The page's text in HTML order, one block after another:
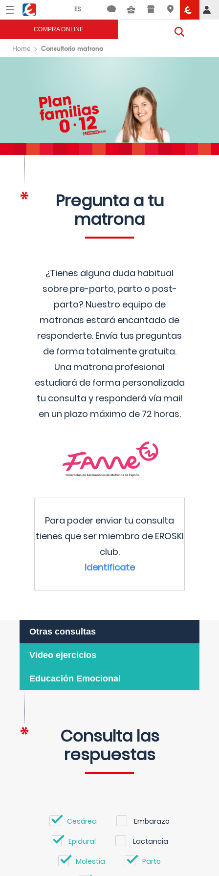
Menú Eroski
COMPRA ONLINE
Home Consultorio matrona
Pregunta a tu
matrona
¿Tienes alguna duda habitual
sobre pre-parto, parto o post-
parto? Nuestro equipo de
matronas estará encantado de
responderte. Envía tus preguntas
de forma totalmente gratuita.
Una matrona profesional
estudiará de forma personalizada
tu consulta y responderá vía mail
en un plazo máximo de 72 horas.
Para poder enviar tu consulta
tienes que ser miembro de EROSKI
club.
Identificate
Otras consultas
Video ejercicios
Educación Emocional
Consulta las
respuestas
Cesárea Embarazo
Epidural Lactancia
Molestia Parto